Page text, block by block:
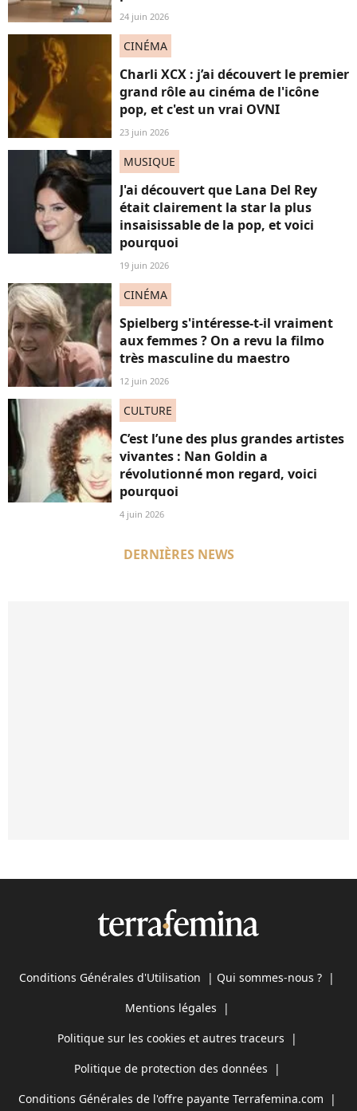
24 juin 2026
CINÉMA
Charli XCX : j’ai découvert le premier
grand rôle au cinéma de l'icône
pop, et c'est un vrai OVNI
23 juin 2026
MUSIQUE
J'ai découvert que Lana Del Rey
était clairement la star la plus
insaisissable de la pop, et voici
pourquoi
19 juin 2026
CINÉMA
Spielberg s'intéresse-t-il vraiment
aux femmes ? On a revu la filmo
très masculine du maestro
12 juin 2026
CULTURE
C’est l’une des plus grandes artistes
vivantes : Nan Goldin a
révolutionné mon regard, voici
pourquoi
4 juin 2026
DERNIÈRES NEWS
Conditions Générales d'Utilisation | Qui sommes-nous ? |
Mentions légales |
Politique sur les cookies et autres traceurs |
Politique de protection des données |
Conditions Générales de l'offre payante Terrafemina.com |